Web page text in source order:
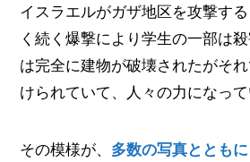
イスラエルがガザ地区を攻撃す
く続く爆撃により学生の一部は
は完全に建物が破壊されたがそ
けられていて、人々の力になって
その模様が、 多数の写真ととも